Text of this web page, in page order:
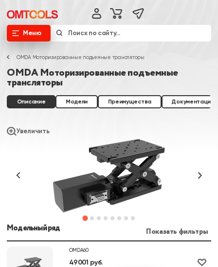
Меню
OMDA Моторизированные подъемные трансляторы
OMDA Моторизированные подъемные
трансляторы
Описание Модели Преимущества Документация
Увеличить
Модельный ряд Показать фильтры
OMDA60
49001 руб.